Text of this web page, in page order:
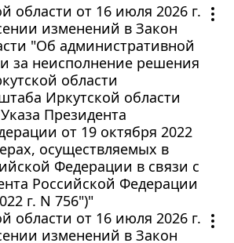
области от 16 июля 2026 г.
изменений в Закон
"Об административной
за неисполнение решения
области
Иркутской области
Президента
от 19 октября 2022
осуществляемых в
Федерации в связи с
Российской Федерации
г. N 756")"
области от 16 июля 2026 г.
изменений в Закон